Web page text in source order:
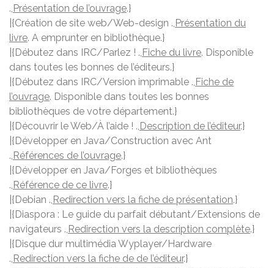
., Présentation de l’ouvrage.}
|{Création de site web/Web-design ., Présentation du
livre. A emprunter en bibliothèque.}
|{Débutez dans IRC/Parlez ! ., Fiche du livre. Disponible
dans toutes les bonnes de l’éditeurs.}
|{Débutez dans IRC/Version imprimable ., Fiche de
l’ouvrage. Disponible dans toutes les bonnes
bibliothèques de votre département.}
|{Découvrir le Web/À l’aide ! ., Description de l’éditeur.}
|{Développer en Java/Construction avec Ant
., Références de l’ouvrage.}
|{Développer en Java/Forges et bibliothèques
., Référence de ce livre.}
|{Debian ., Redirection vers la fiche de présentation.}
|{Diaspora : Le guide du parfait débutant/Extensions de
navigateurs ., Redirection vers la description complète.}
|{Disque dur multimédia Wyplayer/Hardware
., Redirection vers la fiche de de l’éditeur.}